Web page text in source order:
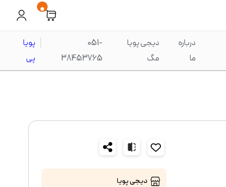
0
درباره
ما
دیجی پویا
مگ
051-
38453765
پویا
پی
دیجی پویا